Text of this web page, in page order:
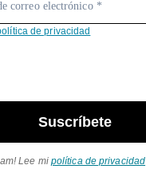
de privacidad
Suscríbete
Lee mi política de privacidad